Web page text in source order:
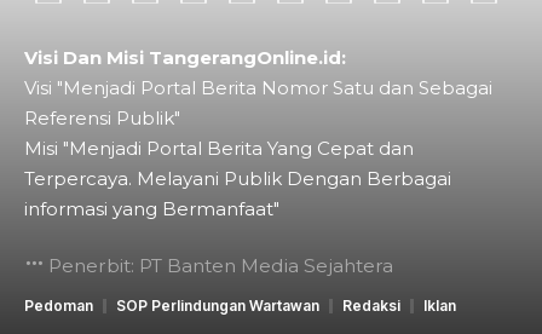
Visi Dan Misi TangerangOnline.id:
Visi "Menjadi Portal Berita Nomor Satu dan Sebagai
Referensi Publik"
Misi "Menjadi Portal Berita Yang Cepat dan
Terpercaya. Melayani Publik Dengan Berbagai
informasi yang Bermanfaat"
Penerbit: PT Banten Media Sejahtera
Pedoman SOP Perlindungan Wartawan Redaksi Iklan